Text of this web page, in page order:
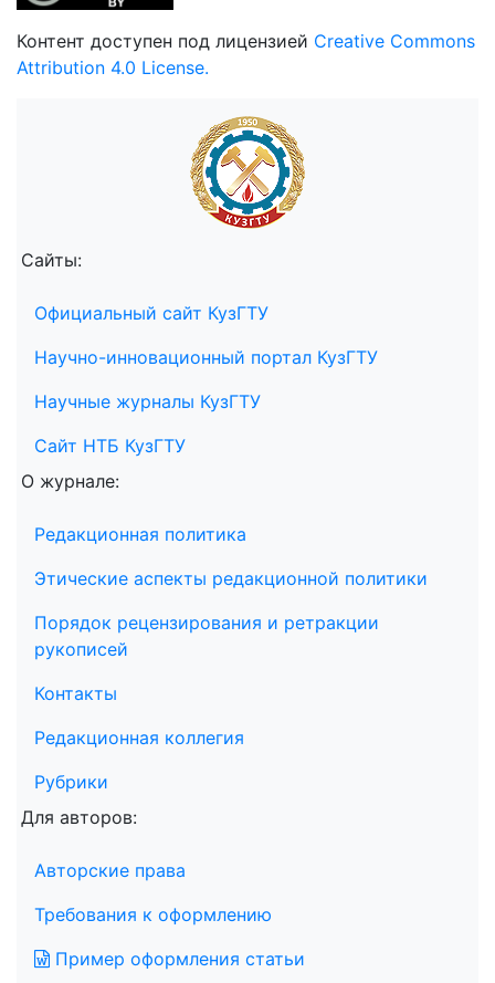
Контент доступен под лицензией Creative Commons
Attribution 4.0 License.
Сайты:
Официальный сайт КузГТУ
Научно-инновационный портал КузГТУ
Научные журналы КузГТУ
Сайт НТБ КузГТУ
О журнале:
Редакционная политика
Этические аспекты редакционной политики
Порядок рецензирования и ретракции
рукописей
Контакты
Редакционная коллегия
Рубрики
Для авторов:
Авторские права
Требования к оформлению
Пример оформления статьи